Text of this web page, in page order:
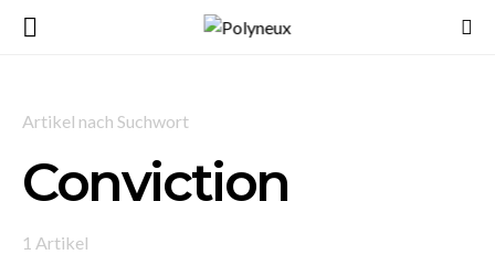
Artikel nach Suchwort
Conviction
1 Artikel